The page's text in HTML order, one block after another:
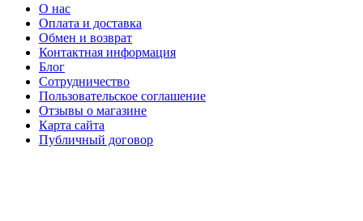
О нас
Оплата и доставка
Обмен и возврат
Контактная информация
Блог
Сотрудничество
Пользовательское соглашение
Отзывы о магазине
Карта сайта
Публичный договор